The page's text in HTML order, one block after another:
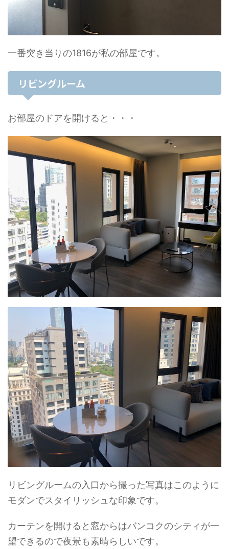
一番突き当りの1816が私の部屋です。
リビングルーム
お部屋のドアを開けると・・・
リビングルームの入口から撮った写真はこのように
モダンでスタイリッシュな印象です。
カーテンを開けると窓からはバンコクのシティが一
望できるので夜景も素晴らしいです。